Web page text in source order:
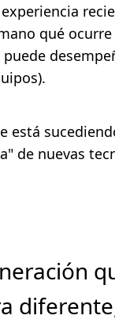
qué
está
de nuevas